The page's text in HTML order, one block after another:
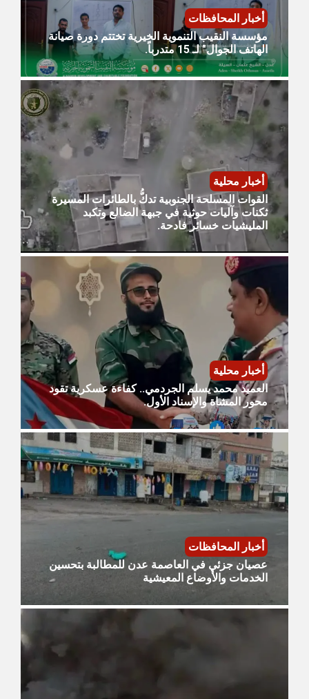
أخبار المحافظات
مؤسسة النقيب التنموية الخيرية تختتم دورة صيانة
الهاتف الجوال" لـ 15 متدرباً.
أخبار محلية
القوات المسلحة الجنوبية تدكُّ بالطائرات المسيرة
ثكنات وآليات حوثية في جبهة الضالع وتكبد
المليشيات خسائر فادحة.
أخبار محلية
العميد محمد يسلم الجردمي.. كفاءة عسكرية تقود
محور المشاة والإسناد الأول.
أخبار المحافظات
عصيان جزئي في العاصمة عدن للمطالبة بتحسين
الخدمات والأوضاع المعيشية